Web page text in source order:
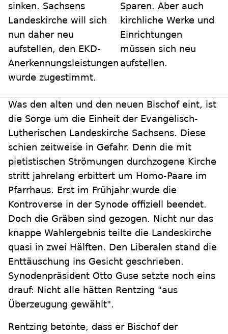
sinken. Sachsens
Landeskirche will sich
nun daher neu
aufstellen, den EKD-
Anerkennungsleistungen
wurde zugestimmt.
Sparen. Aber auch
kirchliche Werke und
Einrichtungen
müssen sich neu
aufstellen.
Was den alten und den neuen Bischof eint, ist
die Sorge um die Einheit der Evangelisch-
Lutherischen Landeskirche Sachsens. Diese
schien zeitweise in Gefahr. Denn die mit
pietistischen Strömungen durchzogene Kirche
stritt jahrelang erbittert um Homo-Paare im
Pfarrhaus. Erst im Frühjahr wurde die
Kontroverse in der Synode offiziell beendet.
Doch die Gräben sind gezogen. Nicht nur das
knappe Wahlergebnis teilte die Landeskirche
quasi in zwei Hälften. Den Liberalen stand die
Enttäuschung ins Gesicht geschrieben.
Synodenpräsident Otto Guse setzte noch eins
drauf: Nicht alle hätten Rentzing "aus
Überzeugung gewählt".
Rentzing betonte, dass er Bischof der